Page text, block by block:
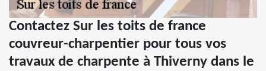
Contactez Sur les toits de france
couvreur-charpentier pour tous vos
travaux de charpente à Thiverny dans le